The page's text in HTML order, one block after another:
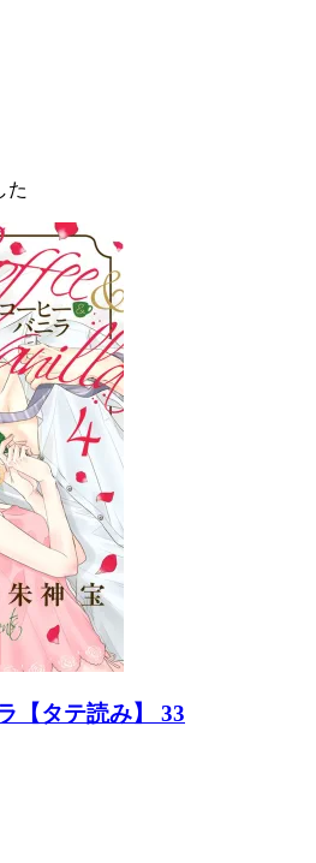
た
【タテ読み】 33